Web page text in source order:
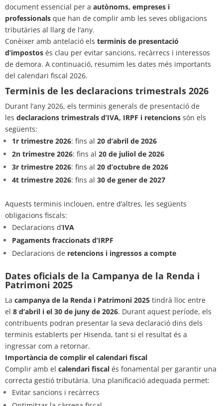
document essencial per a autònoms, empreses i
professionals que han de complir amb les seves obligacions
tributàries al llarg de l’any.
Conèixer amb antelació els terminis de presentació
d’impostos és clau per evitar sancions, recàrrecs i interessos
de demora. A continuació, resumim les dates més importants
del calendari fiscal 2026.
Terminis de les declaracions trimestrals 2026
Durant l’any 2026, els terminis generals de presentació de
les declaracions trimestrals d’IVA, IRPF i retencions són els
següents:
1r trimestre 2026: fins al 20 d’abril de 2026
2n trimestre 2026: fins al 20 de juliol de 2026
3r trimestre 2026: fins al 20 d’octubre de 2026
4t trimestre 2026: fins al 30 de gener de 2027
Aquests terminis inclouen, entre d’altres, les següents
obligacions fiscals:
Declaracions d’IVA
Pagaments fraccionats d’IRPF
Declaracions de retencions i ingressos a compte
Dates oficials de la Campanya de la Renda i
Patrimoni 2025
La campanya de la Renda i Patrimoni 2025 tindrà lloc entre
el 8 d’abril i el 30 de juny de 2026. Durant aquest període, els
contribuents podran presentar la seva declaració dins dels
terminis establerts per Hisenda, tant si el resultat és a
ingressar com a retornar.
Importància de complir el calendari fiscal
Complir amb el calendari fiscal és fonamental per garantir una
correcta gestió tributària. Una planificació adequada permet:
Evitar sancions i recàrrecs